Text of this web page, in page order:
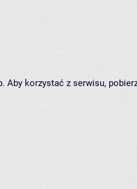
Aby korzystać z serwisu,